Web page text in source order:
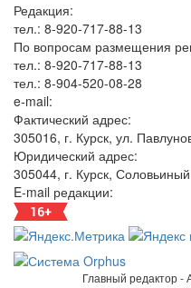
Редакция:
тел.: 8-920-717-88-13
По вопросам размещения
тел.: 8-920-717-88-13
тел.: 8-904-520-08-28
e-mail:
Фактический адрес:
305016, г. Курск, ул.
Юридический адрес:
305044, г. Курск,
E-mail редакции:
Главный редактор -